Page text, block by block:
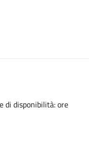
di disponibilità: ore